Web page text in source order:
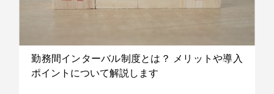
勤務間インターバル制度とは？ メリットや導入
ポイントについて解説します